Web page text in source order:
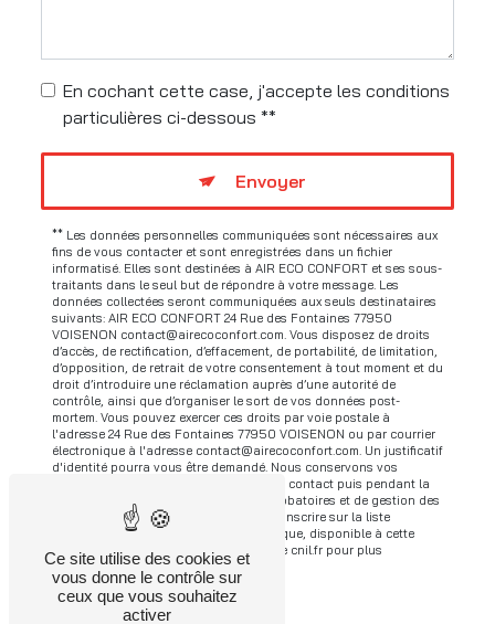
En cochant cette case, j'accepte les conditions
particulières ci-dessous **
Envoyer
** Les données personnelles communiquées sont nécessaires aux
fins de vous contacter et sont enregistrées dans un fichier
informatisé. Elles sont destinées à AIR ECO CONFORT et ses sous-
traitants dans le seul but de répondre à votre message. Les
données collectées seront communiquées aux seuls destinataires
suivants: AIR ECO CONFORT 24 Rue des Fontaines 77950
VOISENON contact@airecoconfort.com. Vous disposez de droits
d’accès, de rectification, d’effacement, de portabilité, de limitation,
d’opposition, de retrait de votre consentement à tout moment et du
droit d’introduire une réclamation auprès d’une autorité de
contrôle, ainsi que d’organiser le sort de vos données post-
mortem. Vous pouvez exercer ces droits par voie postale à
l'adresse 24 Rue des Fontaines 77950 VOISENON ou par courrier
électronique à l'adresse contact@airecoconfort.com. Un justificatif
d'identité pourra vous être demandé. Nous conservons vos
données pendant la période de prise de contact puis pendant la
durée de prescription légale aux fins probatoires et de gestion des
contentieux. Vous avez le droit de vous inscrire sur la liste
d'opposition au démarchage téléphonique, disponible à cette
adresse:
Bloctel.gouv.fr
. Consultez le site cnil.fr pour plus
d’informations sur vos droits.
Ce site utilise des cookies et
vous donne le contrôle sur
ceux que vous souhaitez
activer